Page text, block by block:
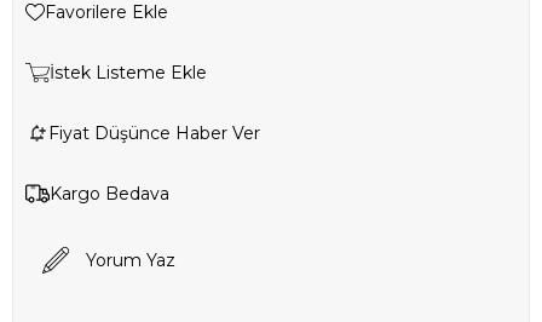
Favorilere Ekle
İstek Listeme Ekle
Fiyat Düşünce Haber Ver
Kargo Bedava
Yorum Yaz